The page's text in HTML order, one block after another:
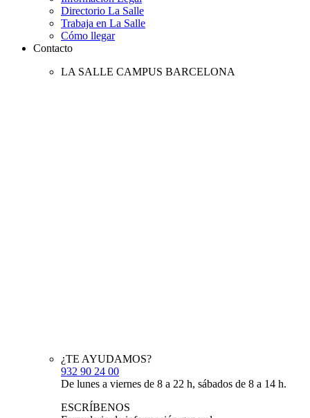
Directorio La Salle
Trabaja en La Salle
Cómo llegar
Contacto
LA SALLE CAMPUS BARCELONA
¿TE AYUDAMOS?
932 90 24 00
De lunes a viernes de 8 a 22 h, sábados de 8 a 14 h.
ESCRÍBENOS